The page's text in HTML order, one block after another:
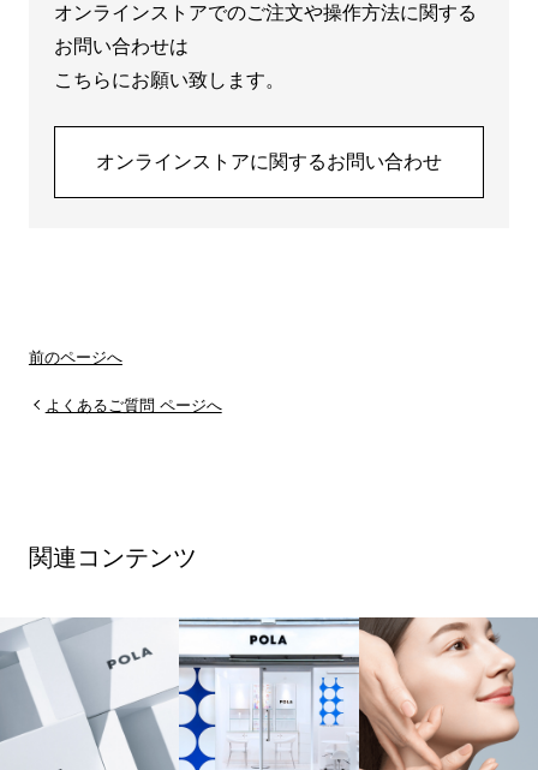
オンラインストアでのご注文や操作方法に関する
お問い合わせは
こちらにお願い致します。
オンラインストアに関するお問い合わせ
前のページへ
よくあるご質問 ページへ
関連コンテンツ